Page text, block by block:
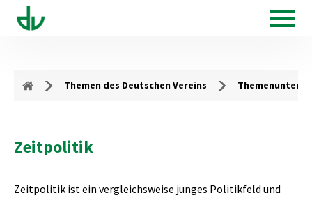
Themen des Deutschen Vereins
Zeitpolitik
Zeitpolitik ist ein vergleichsweise junges Politikfeld und